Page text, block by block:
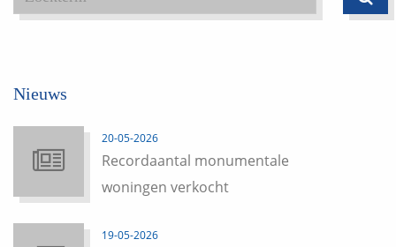
Nieuws
20-05-2026
Recordaantal monumentale
woningen verkocht
19-05-2026